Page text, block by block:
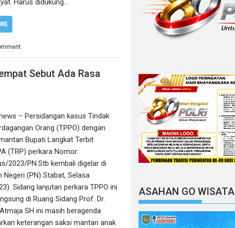
Sebut Ada Rasa
– Persidangan kasus Tindak
Orang (TPPO) dengan
Bupati Langkat Terbit
(TRP) perkara Nomor:
2023/PN.Stb kembali digelar di
Negeri (PN) Stabat, Selasa
Sidang lanjutan perkara TPPO ini
di Ruang Sidang Prof. Dr.
SH ini masih beragenda
keterangan saksi mantan anak
ASAHAN GO WISATA